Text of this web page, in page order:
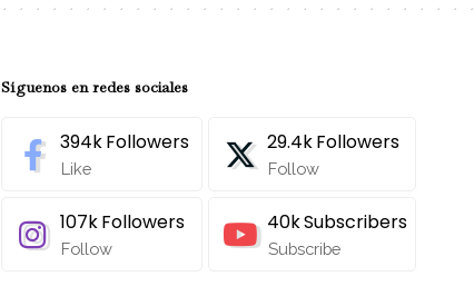
Síguenos en redes sociales
394kFollowers
Like
29.4kFollowers
Follow
107kFollowers
Follow
40kSubscribers
Subscribe